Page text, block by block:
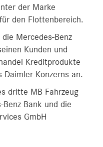
der Marke
den Flottenbereich.
Mercedes-Benz
Kunden und
Kreditprodukte
Daimler Konzerns an.
dritte MB Fahrzeug
Bank und die
GmbH